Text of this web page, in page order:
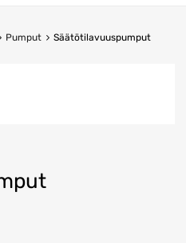
Pumput Säätötilavuuspumput